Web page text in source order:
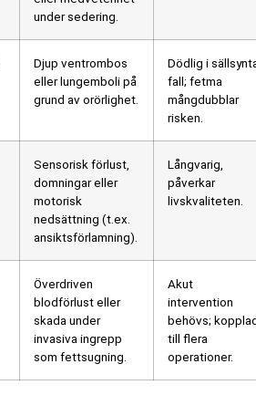
under sedering.
Djup ventrombos
eller lungemboli på
grund av orörlighet.
Dödlig i
fall; fetma
mångdubblar
risken.
Sensorisk förlust,
domningar eller
motorisk
nedsättning (t.ex.
ansiktsförlamning).
Långvarig,
påverkar
livskvaliteten.
Överdriven
blodförlust eller
skada under
invasiva ingrepp
som fettsugning.
Akut
intervention
behövs;
till flera
operationer.